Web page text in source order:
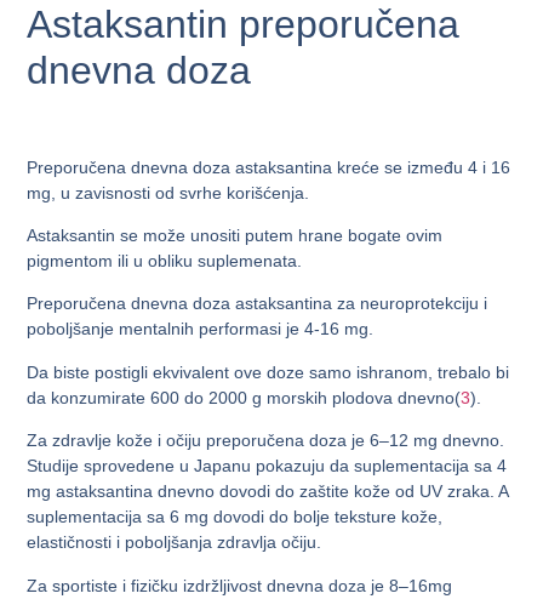
Astaksantin preporučena
dnevna doza
Preporučena dnevna doza astaksantina kreće se između 4 i 16
mg, u zavisnosti od svrhe korišćenja.
Astaksantin se može unositi putem hrane bogate ovim
pigmentom ili u obliku suplemenata.
Preporučena dnevna doza astaksantina za neuroprotekciju i
poboljšanje mentalnih performasi je 4-16 mg.
Da biste postigli ekvivalent ove doze samo ishranom, trebalo bi
da konzumirate 600 do 2000 g morskih plodova dnevno(3).
Za zdravlje kože i očiju preporučena doza je 6–12 mg dnevno.
Studije sprovedene u Japanu pokazuju da suplementacija sa 4
mg astaksantina dnevno dovodi do zaštite kože od UV zraka. A
suplementacija sa 6 mg dovodi do bolje teksture kože,
elastičnosti i poboljšanja zdravlja očiju.
Za sportiste i fizičku izdržljivost dnevna doza je 8–16mg